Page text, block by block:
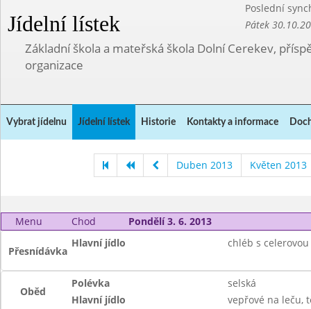
Jídelní lístek
Poslední
Pátek
Základní škola a mateřská škola Dolní Cerekev,
organizace
Vybrat jídelnu Jídelní lístek Historie Kontakty a informace
Duben 2013 Květen 2013
Menu Chod Pondělí 3. 6. 2013
Přesnídávka
Hlavní jídlo chléb s
Oběd
Polévka
selská
Hlavní jídlo
vepřové na leču,